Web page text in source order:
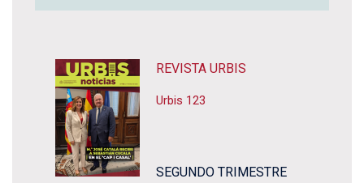
REVISTA URBIS
Urbis 123
SEGUNDO TRIMESTRE